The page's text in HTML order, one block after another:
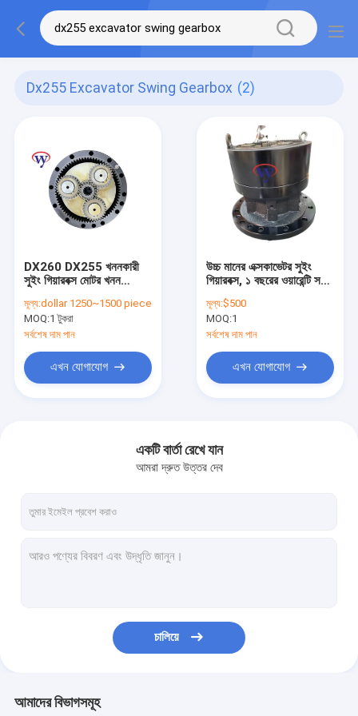
Dx255 Excavator Swing Gearbox (2)
DX260 DX255 খননকারী
সুইং গিয়ারবক্স মোটর খনন
170301-00121b
মূল্য:dollar 1250~1500 piece
MOQ:1 টুকরা
সর্বশেষ দাম পান
এখন যোগাযোগ
উচ্চ মানের এক্সকাভেটর সুইং
গিয়ারবক্স, ১ বছরের ওয়ারেন্টি সহ,
সামঞ্জস্যপূর্ণ মডেলগুলির জন্য
মূল্য:$500
MOQ:1
সর্বশেষ দাম পান
এখন যোগাযোগ
একটি বার্তা রেখে যান
আমরা দ্রুত উত্তর দেব
চালিয়ে
আমাদের বিভাগসমূহ